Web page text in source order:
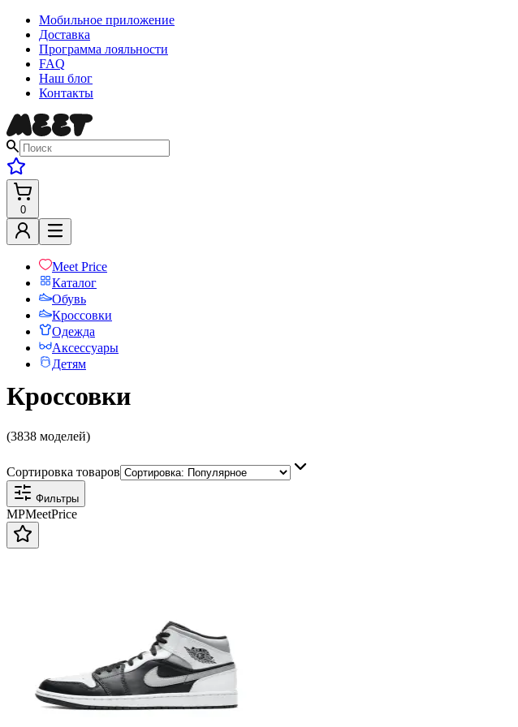
Мобильное приложение
Доставка
Программа лояльности
FAQ
Наш блог
Контакты
0
Meet Price
Каталог
Обувь
Кроссовки
Одежда
Аксессуары
Детям
Кроссовки
(3838 моделей)
Сортировка товаров
Фильтры
MPMeetPrice